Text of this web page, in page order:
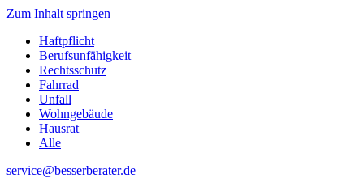
Zum Inhalt springen
Haftpflicht
Berufsunfähigkeit
Rechtsschutz
Fahrrad
Unfall
Wohngebäude
Hausrat
Alle
service@besserberater.de